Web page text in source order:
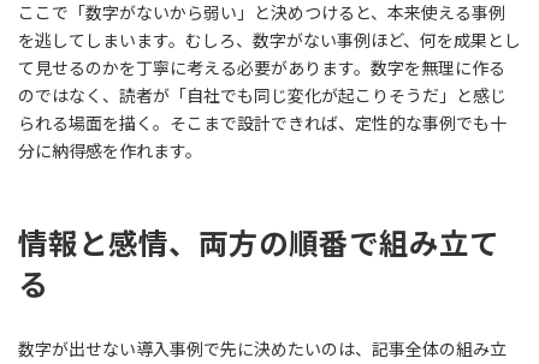
ここで「数字がないから弱い」と決めつけると、本来使える事例
を逃してしまいます。むしろ、数字がない事例ほど、何を成果とし
て見せるのかを丁寧に考える必要があります。数字を無理に作る
のではなく、読者が「自社でも同じ変化が起こりそうだ」と感じ
られる場面を描く。そこまで設計できれば、定性的な事例でも十
分に納得感を作れます。
情報と感情、両方の順番で組み立て
る
数字が出せない導入事例で先に決めたいのは、記事全体の組み立